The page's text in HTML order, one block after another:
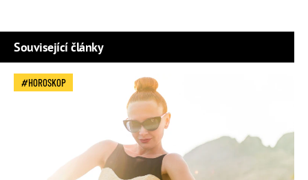
Související články
HOROSKOP